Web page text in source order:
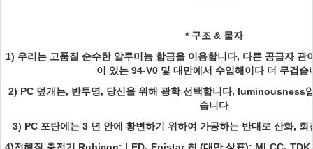
* 구조 & 물자
1) 우리는 고품질 순수한 알루미늄 합금을 이용합니다, 다른 공급자 관
이 있는 94-V0 및 대만에서 수입해이다 더 무겁습
2) PC 덮개는, 반투명, 당신을 위해 광학 선택합니다, luminousness
습니다
3) PC 포탄에는 3 년 안에 황변하기 위하여 가공하는 반대로 산화,